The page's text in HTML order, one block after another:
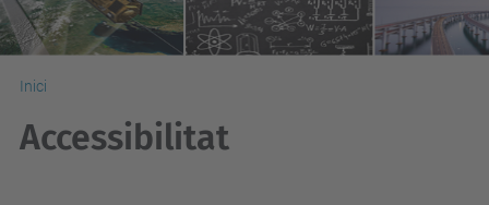
Inici
Accessibilitat